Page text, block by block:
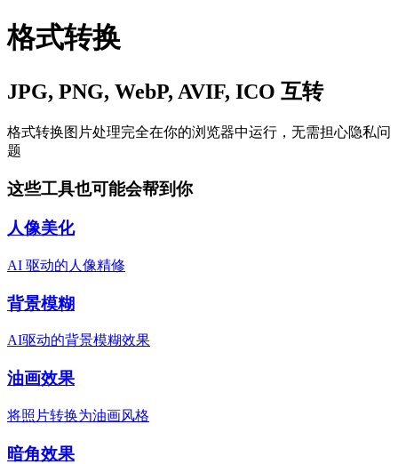
格式转换
JPG, PNG, WebP, AVIF, ICO 互转
格式转换图片处理完全在你的浏览器中运行，无需担心隐私问
题
这些工具也可能会帮到你
人像美化
AI 驱动的人像精修
背景模糊
AI驱动的背景模糊效果
油画效果
将照片转换为油画风格
暗角效果